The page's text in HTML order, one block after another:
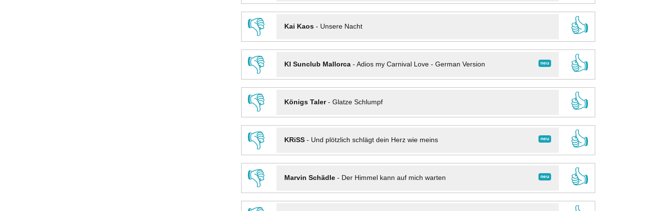
👎
Kai Kaos- Unsere Nacht
👍
👎
neu
KI Sunclub Mallorca- Adios my Carnival Love - German Version
👍
👎
Königs Taler- Glatze Schlumpf
👍
👎
neu
KRiSS- Und plötzlich schlägt dein Herz wie meins
👍
👎
neu
Marvin Schädle- Der Himmel kann auf mich warten
👍